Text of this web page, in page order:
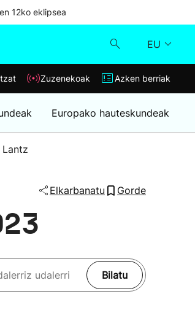
12ko eklipsea
EU
Klisk
Zuzenekoak
Azken berriak
Zuzenekoak Azken berriak
Europako hauteskundeak
Lantz
Elkarbanatu Gorde
Bilatu